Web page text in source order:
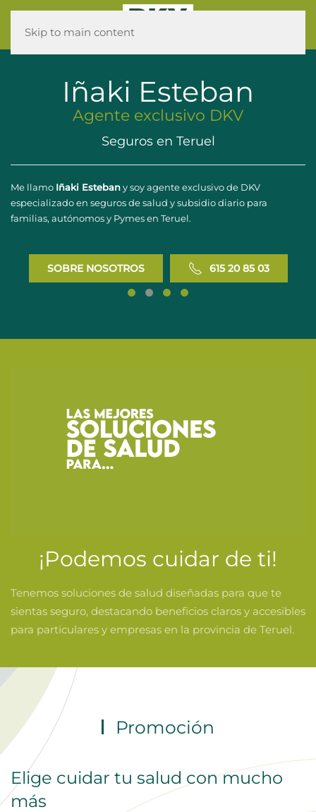
Skip to main content
Iñaki Esteban
Agente exclusivo DKV
Seguros en Teruel
Me llamo Iñaki Estebany soy agente exclusivo de DKV
especializado en seguros de salud y subsidio diario para
familias, autónomos y Pymes en Teruel.
SOBRE NOSOTROS 615 20 85 03
¡Podemos cuidar de ti!
Tenemos soluciones de salud diseñadas para que te
sientas seguro, destacando beneficios claros y accesibles
para particulares y empresas en la provincia de Teruel.
Promoción
Elige cuidar tu salud con mucho
más